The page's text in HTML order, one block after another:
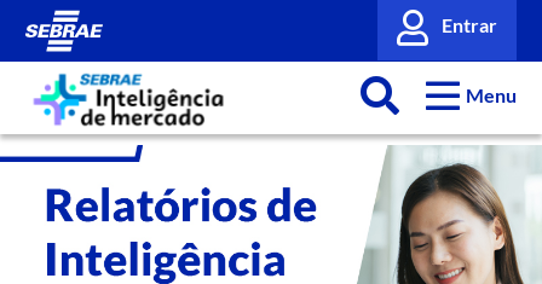
Entrar
Menu